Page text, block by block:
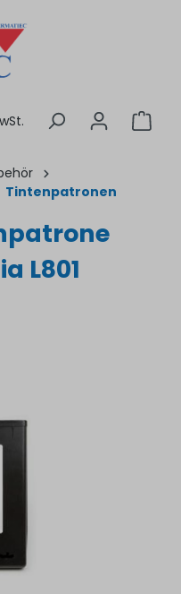
Tintenpatronen
L801